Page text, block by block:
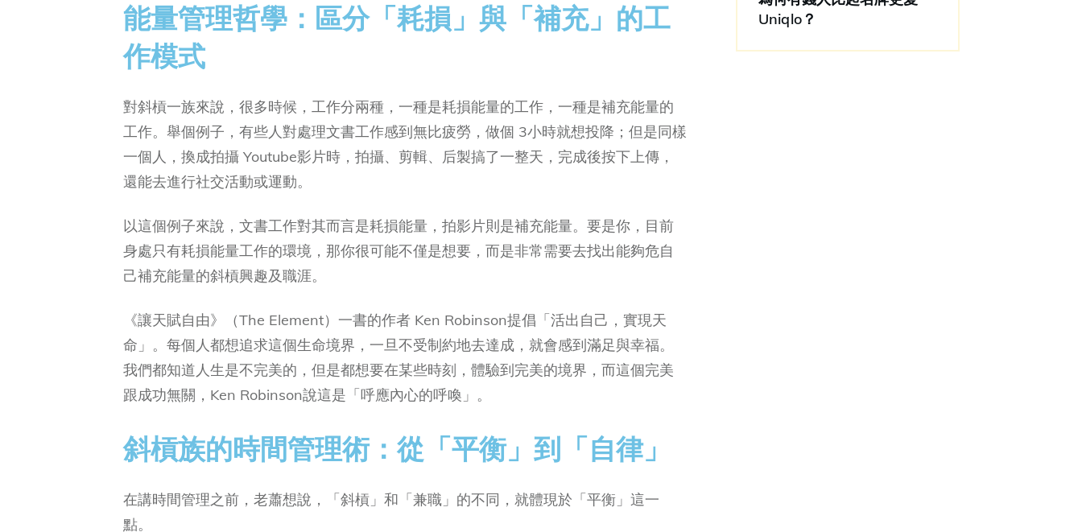
能量管理哲學：區分「耗損」與「補充」的工
作模式
對斜槓一族來說，很多時候，工作分兩種，一種是耗損能量的工作，一種是補充能量的
工作。舉個例子，有些人對處理文書工作感到無比疲勞，做個 3小時就想投降；但是同樣
一個人，換成拍攝 Youtube影片時，拍攝、剪輯、后製搞了一整天，完成後按下上傳，
還能去進行社交活動或運動。
以這個例子來說，文書工作對其而言是耗損能量，拍影片則是補充能量。要是你，目前
身處只有耗損能量工作的環境，那你很可能不僅是想要，而是非常需要去找出能夠危自
己補充能量的斜槓興趣及職涯。
《讓天賦自由》（The Element）一書的作者 Ken Robinson提倡「活出自己，實現天
命」。每個人都想追求這個生命境界，一旦不受制約地去達成，就會感到滿足與幸福。
我們都知道人生是不完美的，但是都想要在某些時刻，體驗到完美的境界，而這個完美
跟成功無關，Ken Robinson說這是「呼應內心的呼喚」。
斜槓族的時間管理術：從「平衡」到「自律」
在講時間管理之前，老蕭想說，「斜槓」和「兼職」的不同，就體現於「平衡」這一
點。
Uniqlo？